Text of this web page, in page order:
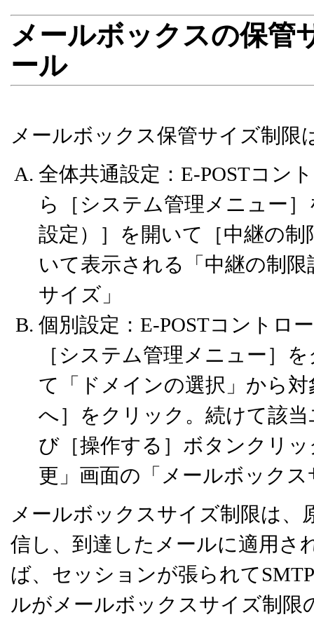
メールボックスの保管
ール
メールボックス保管サイズ制限
全体共通設定：E-POSTコン
ら［システム管理メニュー
設定）］を開いて［中継の
いて表示される「中継の制
サイズ」
個別設定：E-POSTコントロ
［システム管理メニュー］
て「ドメインの選択」から
へ］をクリック。続けて該
び［操作する］ボタンクリ
更」画面の「メールボック
メールボックスサイズ制限は、
信し、到達したメールに適用さ
ば、セッションが張られて
ルがメールボックスサイズ制限